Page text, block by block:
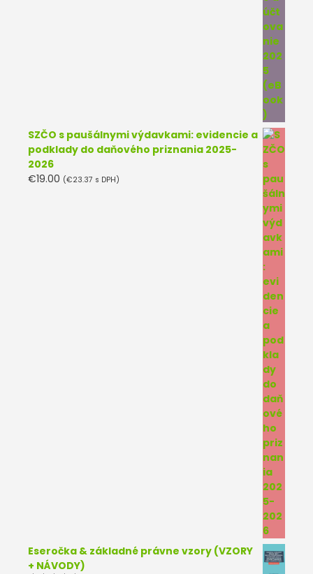
SZČO s paušálnymi výdavkami: evidencie a
podklady do daňového priznania 2025-
2026
€19.00 (€23.37 s DPH)
Eseročka & základné právne vzory (VZORY
+ NÁVODY)